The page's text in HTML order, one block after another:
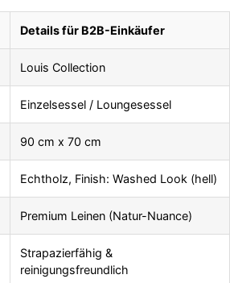
Details für B2B-Einkäufer
Louis Collection
Einzelsessel / Loungesessel
90 cm x 70 cm
Echtholz, Finish: Washed Look (hell)
Premium Leinen (Natur-Nuance)
Strapazierfähig &
reinigungsfreundlich